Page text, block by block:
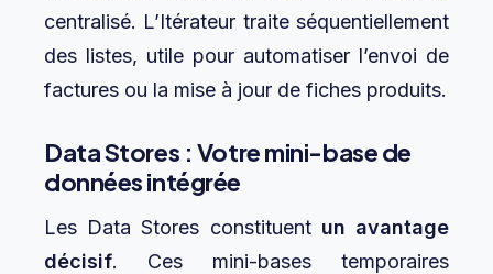
centralisé. L’Itérateur traite séquentiellement
des listes, utile pour automatiser l’envoi de
factures ou la mise à jour de fiches produits.
Data Stores : Votre mini-base de
données intégrée
Les Data Stores constituent un avantage
décisif. Ces mini-bases temporaires